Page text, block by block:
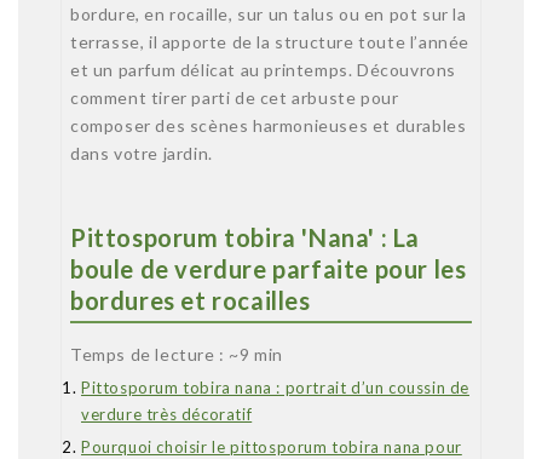
bordure, en rocaille, sur un talus ou en pot sur la
terrasse, il apporte de la structure toute l’année
et un parfum délicat au printemps. Découvrons
comment tirer parti de cet arbuste pour
composer des scènes harmonieuses et durables
dans votre jardin.
Pittosporum tobira 'Nana' : La
boule de verdure parfaite pour les
bordures et rocailles
Temps de lecture : ~9 min
Pittosporum tobira nana : portrait d’un coussin de
verdure très décoratif
Pourquoi choisir le pittosporum tobira nana pour